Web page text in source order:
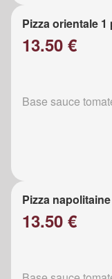
Pizza orientale 1
13.50 €
Base sauce
Pizza
13.50 €